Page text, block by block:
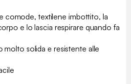
comode, textilene imbottito, la
e lo lascia respirare quando fa
molto solida e resistente alle